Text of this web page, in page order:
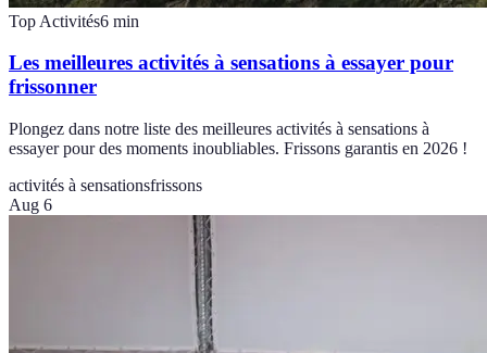
Top Activités6 min
Les meilleures activités à sensations à essayer pour
frissonner
Plongez dans notre liste des meilleures activités à sensations à
essayer pour des moments inoubliables. Frissons garantis en 2026 !
activités à sensationsfrissons
Aug 6